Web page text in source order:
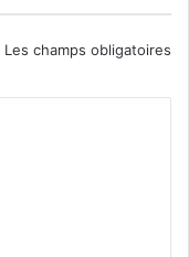
Les champs obligatoires